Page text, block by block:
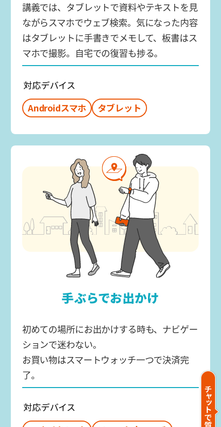
講義では、タブレットで資料やテキストを見
ながらスマホでウェブ検索。気になった内容
はタブレットに手書きでメモして、板書はス
マホで撮影。自宅での復習も捗る。
対応デバイス
Androidスマホ
タブレット
手ぶらでお出かけ
初めての場所にお出かけする時も、ナビゲー
ションで迷わない。
お買い物はスマートウォッチ一つで決済完
了。
対応デバイス